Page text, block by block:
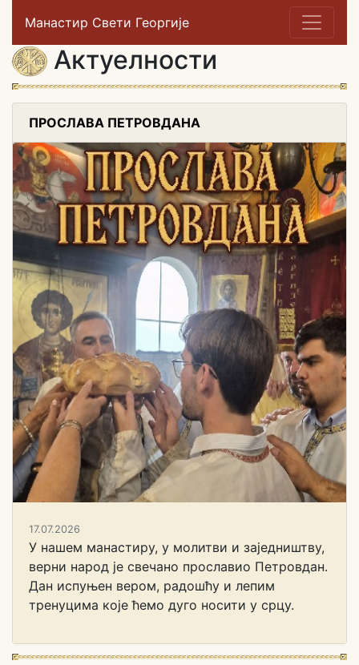
Манастир Свети Георгије
Актуелности
ПРОСЛАВА ПЕТРОВДАНА
17.07.2026
У нашем манастиру, у молитви и заједништву,
верни народ је свечано прославио Петровдан.
Дан испуњен вером, радошћу и лепим
тренуцима које ћемо дуго носити у срцу.